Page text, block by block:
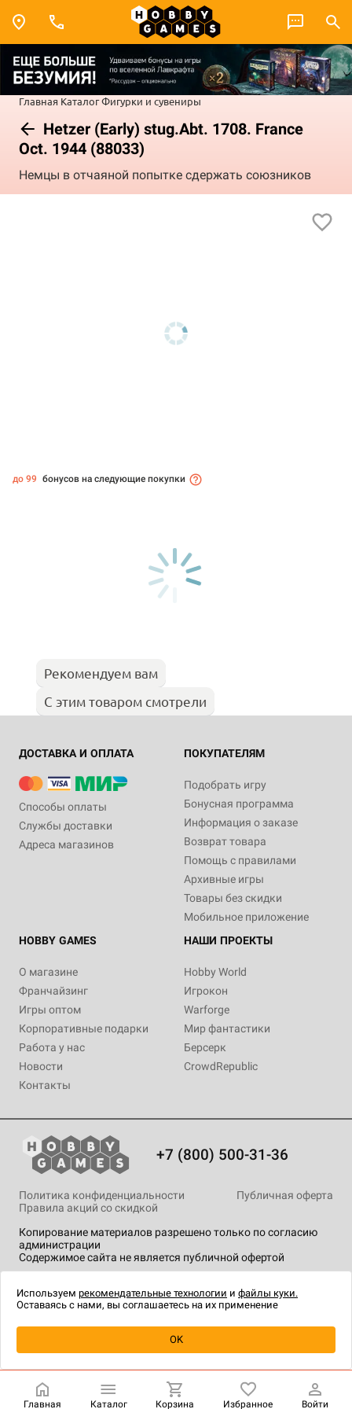
Главная КаталогФигурки и сувениры
Hetzer (Early) stug.Abt. 1708. France
Oct. 1944 (88033)
Немцы в отчаяной попытке сдержать союзников
Купить
до 99 бонусов на следующие покупки
Рекомендуем вам
С этим товаром смотрели
ДОСТАВКА И ОПЛАТА
Способы оплаты
Службы доставки
Адреса магазинов
ПОКУПАТЕЛЯМ
Подобрать игру
Бонусная программа
Информация о заказе
Возврат товара
Помощь с правилами
Архивные игры
Товары без скидки
Мобильное приложение
HOBBY GAMES
О магазине
Франчайзинг
Игры оптом
Корпоративные подарки
Работа у нас
Новости
Контакты
НАШИ ПРОЕКТЫ
Hobby World
Игрокон
Warforge
Мир фантастики
Берсерк
CrowdRepublic
+7 (800) 500-31-36
Копирование материалов разрешено только по согласию
администрации
Содержимое сайта не является публичной офертой
Политика конфиденциальности
Публичная оферта
Правила акций со скидкой
технологии.
Главная Каталог Корзина Избранное Войти
Используем рекомендательные технологии и файлы куки.
Оставаясь с нами, вы соглашаетесь на их применение
OK